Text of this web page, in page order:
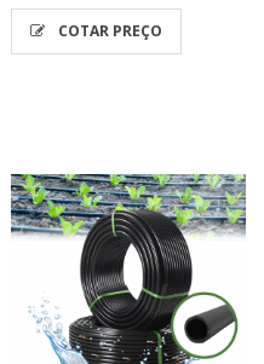
COTAR PREÇO